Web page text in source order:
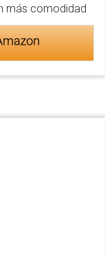
más comodidad